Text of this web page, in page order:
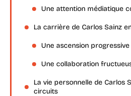
Une attention médiatique
La carrière de Carlos Sainz
Une ascension progressive
Une collaboration
La vie personnelle de Carlos
circuits